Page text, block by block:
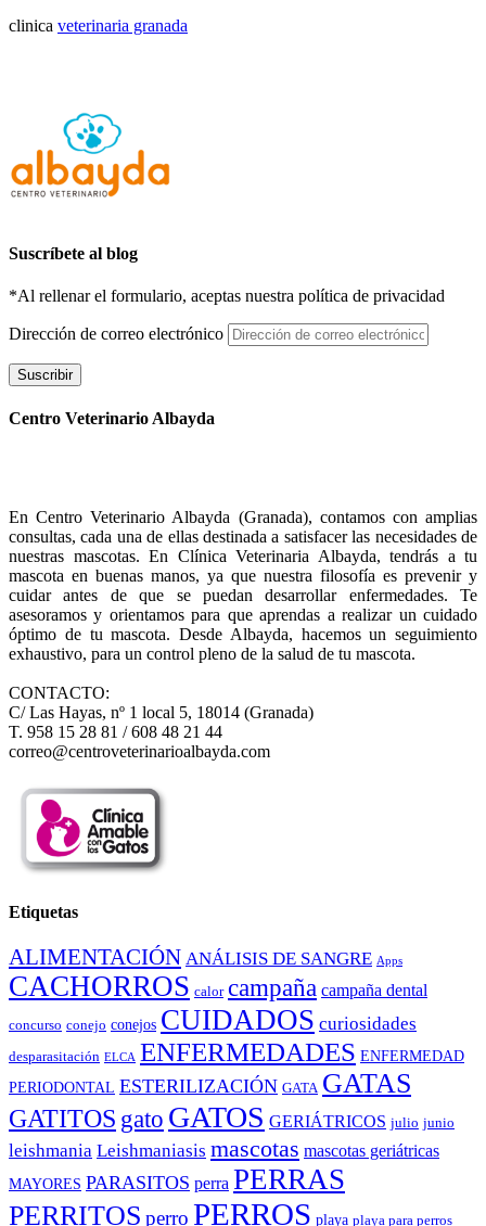
clinica veterinaria granada
Suscríbete al blog
*Al rellenar el formulario, aceptas nuestra política de privacidad
Dirección de correo electrónico
Suscribir
Centro Veterinario Albayda
En Centro Veterinario Albayda (Granada), contamos con amplias
consultas, cada una de ellas destinada a satisfacer las necesidades de
nuestras mascotas. En Clínica Veterinaria Albayda, tendrás a tu
mascota en buenas manos, ya que nuestra filosofía es prevenir y
cuidar antes de que se puedan desarrollar enfermedades. Te
asesoramos y orientamos para que aprendas a realizar un cuidado
óptimo de tu mascota. Desde Albayda, hacemos un seguimiento
exhaustivo, para un control pleno de la salud de tu mascota.
CONTACTO:
C/ Las Hayas, nº 1 local 5, 18014 (Granada)
T. 958 15 28 81 / 608 48 21 44
correo@centroveterinarioalbayda.com
Etiquetas
ALIMENTACIÓN ANÁLISIS DE SANGRE Apps
CACHORROS calor campaña campaña dental
concurso conejo conejos CUIDADOS curiosidades
desparasitación ELCA ENFERMEDADES ENFERMEDAD
PERIODONTAL ESTERILIZACIÓN GATA GATAS
GATITOS gato GATOS GERIÁTRICOS julio junio
leishmania Leishmaniasis mascotas mascotas geriátricas
MAYORES PARASITOS perra PERRAS
PERRITOS perro PERROS playa playa para perros